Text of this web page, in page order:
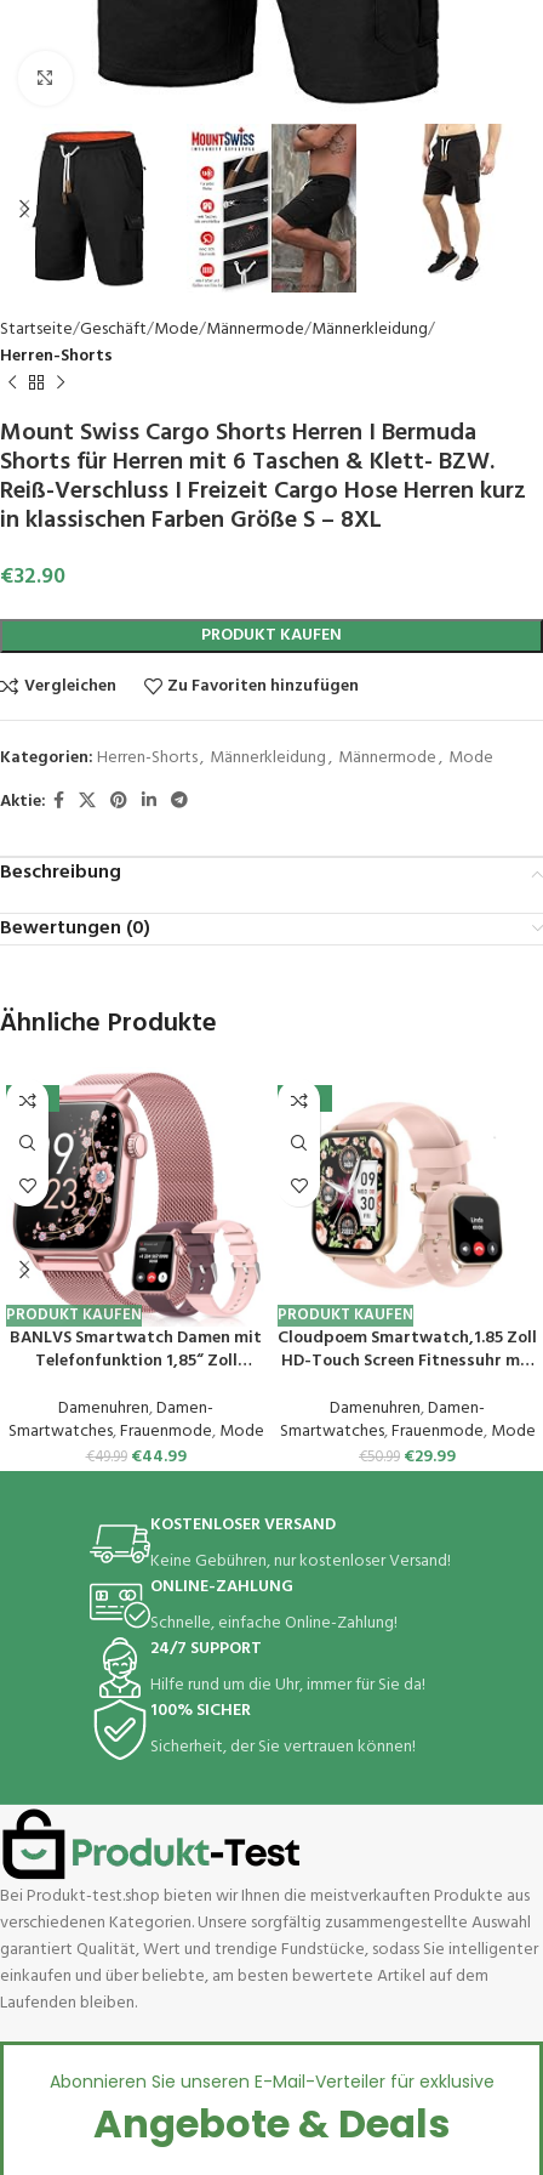
Click to enlarge
Startseite Geschäft Mode Männermode Männerkleidung
Herren-Shorts
Mount Swiss Cargo Shorts Herren I Bermuda
Shorts für Herren mit 6 Taschen & Klett- BZW.
Reiß-Verschluss I Freizeit Cargo Hose Herren kurz
in klassischen Farben Größe S – 8XL
€32.90
PRODUKT KAUFEN
Vergleichen
Zu Favoriten hinzufügen
Kategorien: Herren-Shorts, Männerkleidung, Männermode, Mode
Aktie:
Beschreibung
Bewertungen (0)
Ähnliche Produkte
-10%
PRODUKT KAUFEN
BANLVS Smartwatch Damen mit
Telefonfunktion 1,85“ Zoll
Herzfrequenz, Schlafmonitor,
Menstruationszyklus, IP68
wasserdichte Sportuhr für iOS
und Android (Rosa)
Damenuhren,Damen-
Smartwatches,Frauenmode,Mode
€49.99 €44.99
-41%
PRODUKT KAUFEN
Cloudpoem Smartwatch,1.85 Zoll
HD-Touch Screen Fitnessuhr mit
Überwachung Pulsuhr
Schlafmonitor Schrittzähler Uhr
100+ Trainingsmodi Sportuhr
für Damen Herren Android iOS
Damenuhren,Damen-
Smartwatches,Frauenmode,Mode
€50.99 €29.99
KOSTENLOSER VERSAND
Keine Gebühren, nur kostenloser Versand!
ONLINE-ZAHLUNG
Schnelle, einfache Online-Zahlung!
24/7 SUPPORT
Hilfe rund um die Uhr, immer für Sie da!
100% SICHER
Sicherheit, der Sie vertrauen können!
Bei Produkt-test.shop bieten wir Ihnen die meistverkauften Produkte aus
verschiedenen Kategorien. Unsere sorgfältig zusammengestellte Auswahl
garantiert Qualität, Wert und trendige Fundstücke, sodass Sie intelligenter
einkaufen und über beliebte, am besten bewertete Artikel auf dem
Laufenden bleiben.
Abonnieren Sie unseren E-Mail-Verteiler für exklusive
Angebote & Deals